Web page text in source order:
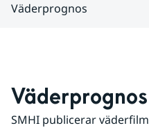
Väderprognos
Väderprognos
SMHI publicerar